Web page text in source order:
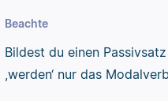
Beachte
Bildest du einen
,werden‘ nur das